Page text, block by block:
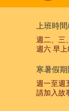
上班時
週二、三
週六 早
寒暑假期
週一至週
請加入故